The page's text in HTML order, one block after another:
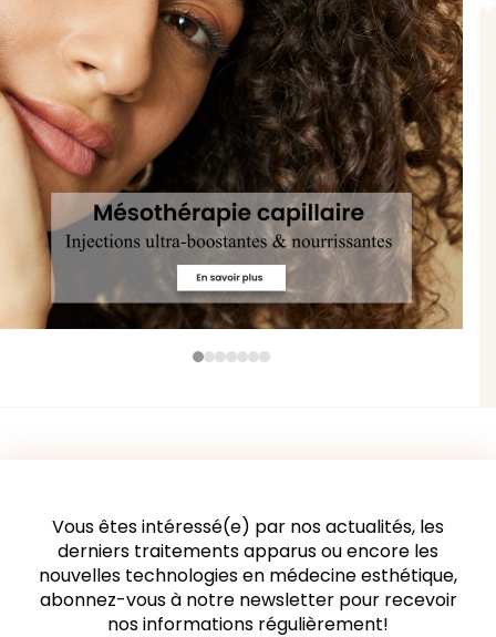
arrow
keys
to
access
the
carousel
navigation
buttons
Press
the
first
slide
Vous êtes intéressé(e) par nos actualités, les
derniers traitements apparus ou encore les
nouvelles technologies en médecine esthétique,
abonnez-vous à notre newsletter pour recevoir
nos informations régulièrement!
Centre Médical Esthétique - 1er Etage
Parking Madeleine à proximité